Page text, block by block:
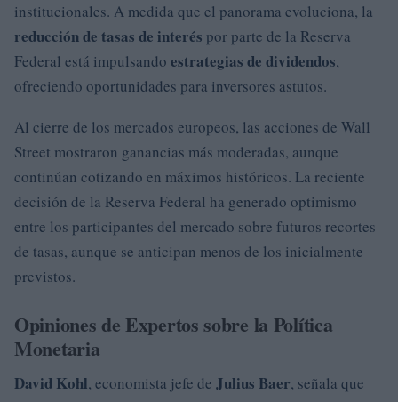
institucionales. A medida que el panorama evoluciona, la
reducción de tasas de interés por parte de la Reserva
Federal está impulsando estrategias de dividendos,
ofreciendo oportunidades para inversores astutos.
Al cierre de los mercados europeos, las acciones de Wall
Street mostraron ganancias más moderadas, aunque
continúan cotizando en máximos históricos. La reciente
decisión de la Reserva Federal ha generado optimismo
entre los participantes del mercado sobre futuros recortes
de tasas, aunque se anticipan menos de los inicialmente
previstos.
Opiniones de Expertos sobre la Política
Monetaria
David Kohl, economista jefe de Julius Baer, señala que